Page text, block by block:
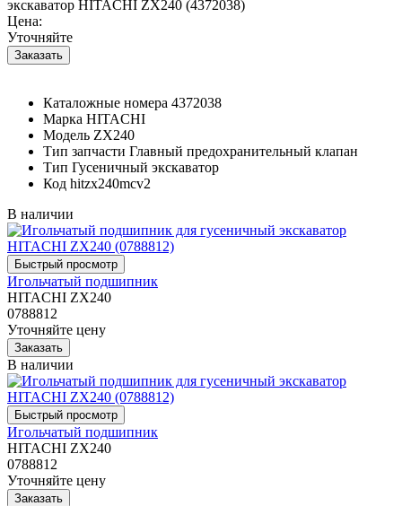
экскаватор HITACHI ZX240 (4372038)
Цена:
Уточняйте
Каталожные номера 4372038
Марка HITACHI
Модель ZX240
Тип запчасти Главный предохранительный клапан
Тип Гусеничный экскаватор
Код hitzx240mcv2
В наличии
Игольчатый подшипник
HITACHI ZX240
0788812
Уточняйте цену
В наличии
Игольчатый подшипник
HITACHI ZX240
0788812
Уточняйте цену